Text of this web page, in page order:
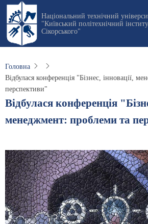
Перейти
основного
вмісту
Національний технічний
"Київський політехнічний
Сікорського"
Головна
Відбулася конференція "Бізнес, інновації,
перспективи"
Відбулася конференція
менеджмент: проблеми та